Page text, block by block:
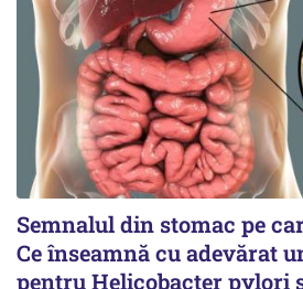
Semnalul din stomac pe
Ce înseamnă cu adevărat
pentru Helicobacter pylori